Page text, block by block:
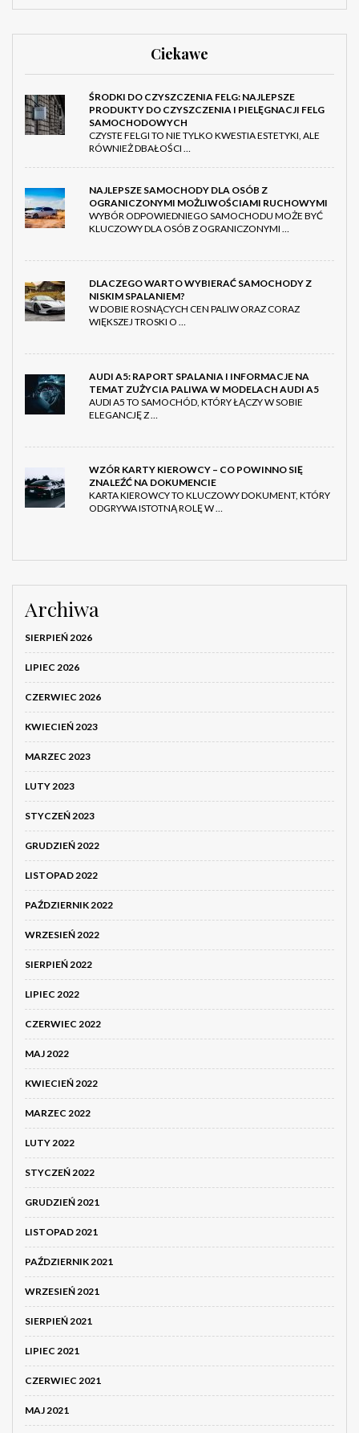
Ciekawe
ŚRODKI DO CZYSZCZENIA FELG: NAJLEPSZE
PRODUKTY DO CZYSZCZENIA I PIELĘGNACJI FELG
SAMOCHODOWYCH
CZYSTE FELGI TO NIE TYLKO KWESTIA ESTETYKI, ALE
RÓWNIEŻ DBAŁOŚCI …
NAJLEPSZE SAMOCHODY DLA OSÓB Z
OGRANICZONYMI MOŻLIWOŚCIAMI RUCHOWYMI
WYBÓR ODPOWIEDNIEGO SAMOCHODU MOŻE BYĆ
KLUCZOWY DLA OSÓB Z OGRANICZONYMI …
DLACZEGO WARTO WYBIERAĆ SAMOCHODY Z
NISKIM SPALANIEM?
W DOBIE ROSNĄCYCH CEN PALIW ORAZ CORAZ
WIĘKSZEJ TROSKI O …
AUDI A5: RAPORT SPALANIA I INFORMACJE NA
TEMAT ZUŻYCIA PALIWA W MODELACH AUDI A5
AUDI A5 TO SAMOCHÓD, KTÓRY ŁĄCZY W SOBIE
ELEGANCJĘ Z …
WZÓR KARTY KIEROWCY – CO POWINNO SIĘ
ZNALEŹĆ NA DOKUMENCIE
KARTA KIEROWCY TO KLUCZOWY DOKUMENT, KTÓRY
ODGRYWA ISTOTNĄ ROLĘ W …
Archiwa
SIERPIEŃ 2026
LIPIEC 2026
CZERWIEC 2026
KWIECIEŃ 2023
MARZEC 2023
LUTY 2023
STYCZEŃ 2023
GRUDZIEŃ 2022
LISTOPAD 2022
PAŹDZIERNIK 2022
WRZESIEŃ 2022
SIERPIEŃ 2022
LIPIEC 2022
CZERWIEC 2022
MAJ 2022
KWIECIEŃ 2022
MARZEC 2022
LUTY 2022
STYCZEŃ 2022
GRUDZIEŃ 2021
LISTOPAD 2021
PAŹDZIERNIK 2021
WRZESIEŃ 2021
SIERPIEŃ 2021
LIPIEC 2021
CZERWIEC 2021
MAJ 2021